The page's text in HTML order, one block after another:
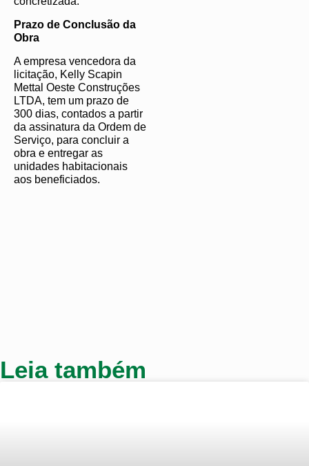
Prazo de Conclusão da
Obra
A empresa vencedora da
licitação, Kelly Scapin
Mettal Oeste Construções
LTDA, tem um prazo de
300 dias, contados a partir
da assinatura da Ordem de
Serviço, para concluir a
obra e entregar as
unidades habitacionais
aos beneficiados.
Leia também